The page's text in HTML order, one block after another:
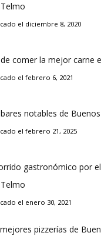
el diciembre 8, 2020
comer la mejor carne
el febrero 6, 2021
notables de
el febrero 21, 2025
gastronómico por
el enero 30, 2021
pizzerías de